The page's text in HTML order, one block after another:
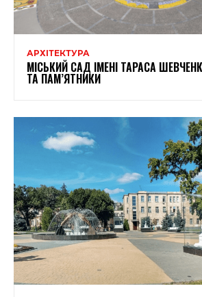
АРХІТЕКТУРА
МІСЬКИЙ САД ІМЕНІ ТАРАСА
ТА ПАМ’ЯТНИКИ